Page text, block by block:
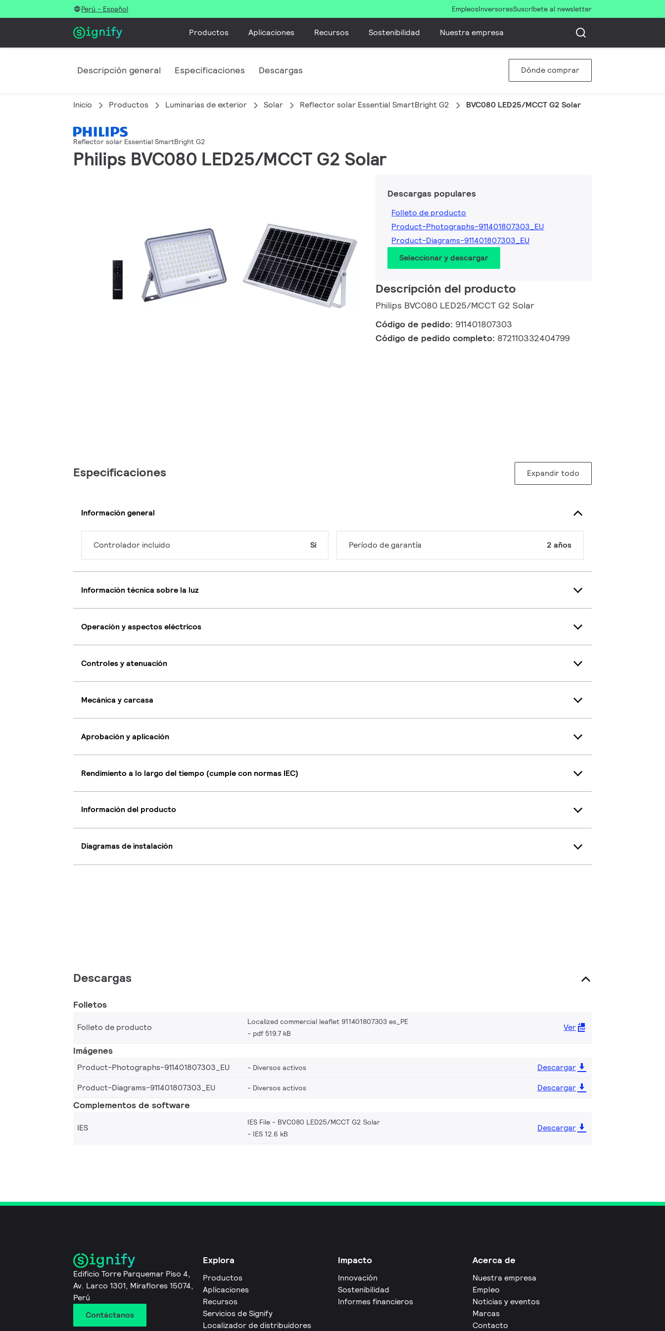
Perú - Español EmpleosInversoresSuscríbete al newsletter
Productos Aplicaciones Recursos Sostenibilidad Nuestra empresa
Descripción general Especificaciones Descargas Dónde comprar
Inicio Productos Luminarias de exterior Solar Reflector solar Essential SmartBright G2 BVC080 LED25/MCCT G2 Solar
Reflector solar Essential SmartBright G2
Philips BVC080 LED25/MCCT G2 Solar
Descargas populares
Folleto de producto
Product-Photographs-911401807303_EU
Product-Diagrams-911401807303_EU
Seleccionar y descargar
Descripción del producto
Philips BVC080 LED25/MCCT G2 Solar
Código de pedido: 911401807303
Código de pedido completo: 872110332404799
Especificaciones Expandir todo
Información general
Controlador incluido Sí Período de garantía 2 años
Información técnica sobre la luz
Operación y aspectos eléctricos
Controles y atenuación
Mecánica y carcasa
Aprobación y aplicación
Rendimiento a lo largo del tiempo (cumple con normas IEC)
Información del producto
Diagramas de instalación
Descargas
Folletos
Folleto de producto
Localized commercial leaflet 911401807303 es_PE
pdf 519.7 kB
Ver
Imágenes
Product-Photographs-911401807303_EU Diversos activos
Descargar
Product-Diagrams-911401807303_EU
Diversos activos Descargar
Complementos de software
IES
IES File - BVC080 LED25/MCCT G2 Solar
IES 12.6 kB
Descargar
Edificio Torre Parquemar Piso 4,
Av. Larco 1301, Miraflores 15074,
Perú
Contáctanos
Explora
Productos
Aplicaciones
Recursos
Servicios de Signify
Localizador de distribuidores
Impacto
Innovación
Sostenibilidad
Informes financieros
Acerca de
Nuestra empresa
Empleo
Noticias y eventos
Marcas
Contacto